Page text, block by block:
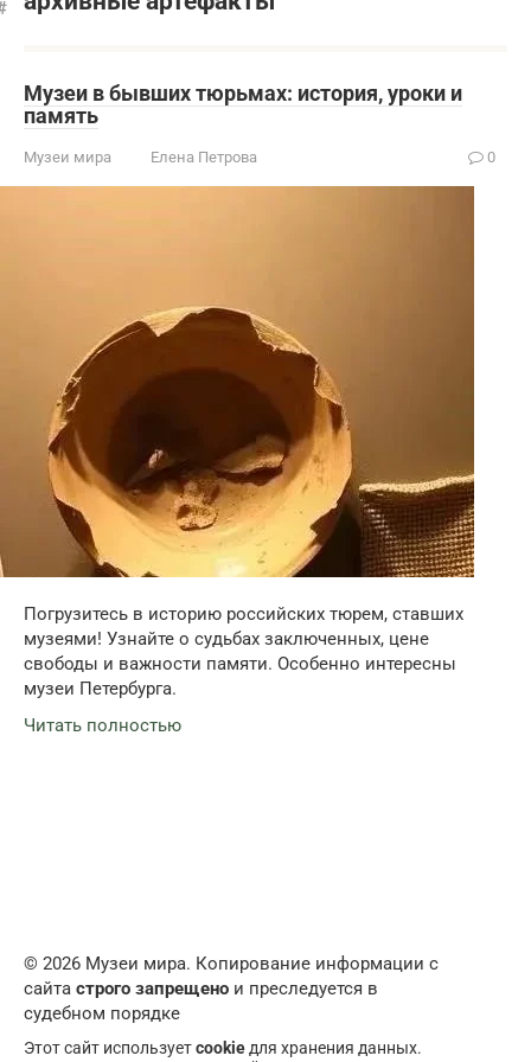
Музеи в бывших тюрьмах: история, уроки и
память
Музеи мира Елена Петрова 0
Погрузитесь в историю российских тюрем, ставших
музеями! Узнайте о судьбах заключенных, цене
свободы и важности памяти. Особенно интересны
музеи Петербурга.
Читать полностью
© 2026 Музеи мира. Копирование информации с
сайта строго запрещено и преследуется в
судебном порядке
Этот сайт используетcookie для хранения данных.